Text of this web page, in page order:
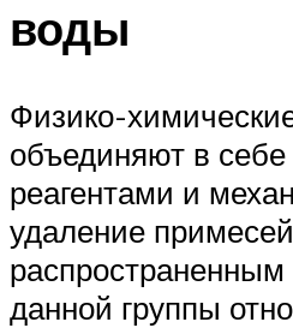
воды
Физико-
объединяют в себе
реагентами и
удаление
данной группы